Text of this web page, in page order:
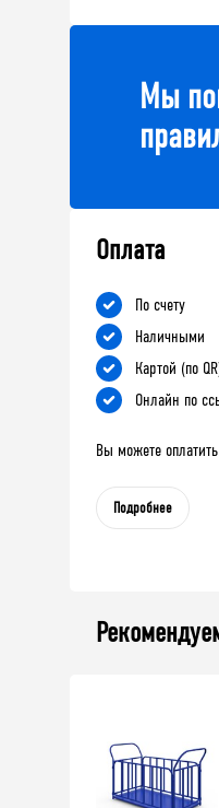
Мы
Оплата
По счету
Наличными
Картой (по
Онлайн по
Вы можете
Подробнее